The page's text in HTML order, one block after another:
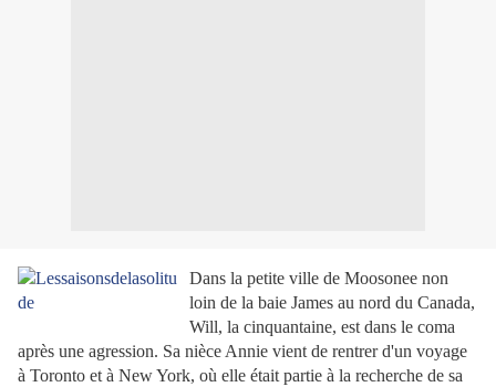
Dans la petite ville de Moosonee non
loin de la baie James au nord du Canada,
Will, la cinquantaine, est dans le coma
après une agression. Sa nièce Annie vient de rentrer d'un voyage
à Toronto et à New York, où elle était partie à la recherche de sa